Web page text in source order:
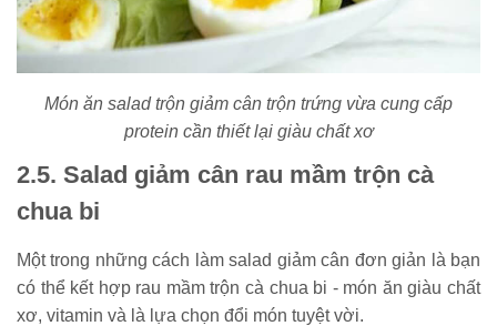
Món ăn salad trộn giảm cân trộn trứng vừa cung cấp
protein cần thiết lại giàu chất xơ
2.5. Salad giảm cân rau mầm trộn cà
chua bi
Một trong những cách làm salad giảm cân đơn giản là bạn
có thể kết hợp rau mầm trộn cà chua bi - món ăn giàu chất
xơ, vitamin và là lựa chọn đổi món tuyệt vời.